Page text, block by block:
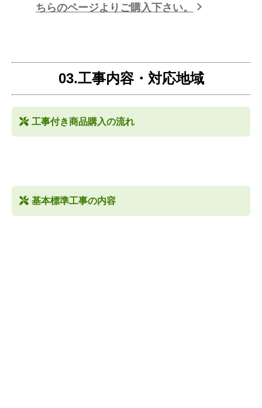
ちらのページよりご購入下さい。
03.工事内容・対応地域
工事付き商品購入の流れ
基本標準工事の内容